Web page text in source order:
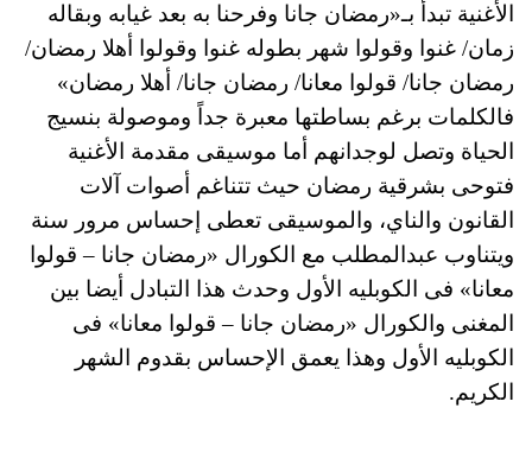
الأغنية تبدأ بـ«رمضان جانا وفرحنا به بعد غيابه وبقاله
زمان/ غنوا وقولوا شهر بطوله غنوا وقولوا أهلا رمضان/
رمضان جانا/ قولوا معانا/ رمضان جانا/ أهلا رمضان»
فالكلمات برغم بساطتها معبرة جداً وموصولة بنسيج
الحياة وتصل لوجدانهم أما موسيقى مقدمة الأغنية
فتوحى بشرقية رمضان حيث تتناغم أصوات آلات
القانون والناي، والموسيقى تعطى إحساس مرور سنة
ويتناوب عبدالمطلب مع الكورال «رمضان جانا – قولوا
معانا» فى الكوبليه الأول وحدث هذا التبادل أيضا بين
المغنى والكورال «رمضان جانا – قولوا معانا» فى
الكوبليه الأول وهذا يعمق الإحساس بقدوم الشهر
الكريم.